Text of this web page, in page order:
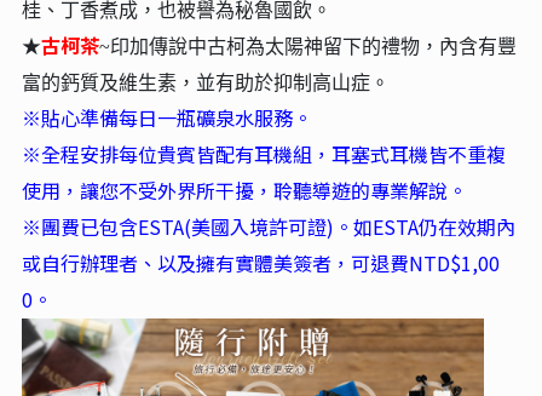
桂、丁香煮成，也被譽為秘魯國飲。
★古柯茶~印加傳說中古柯為太陽神留下的禮物，內含有豐
富的鈣質及維生素，並有助於抑制高山症。
※貼心準備每日一瓶礦泉水服務。
※全程安排每位貴賓皆配有耳機組，耳塞式耳機皆不重複
使用，讓您不受外界所干擾，聆聽導遊的專業解說。
※團費已包含ESTA(美國入境許可證)。如ESTA仍在效期內
或自行辦理者、以及擁有實體美簽者，可退費NTD$1,00
0。